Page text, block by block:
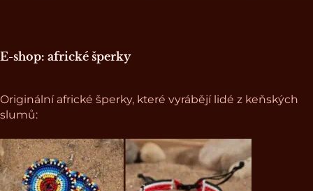
E-shop: africké šperky
Originální africké šperky, které vyrábějí lidé z keňských
slumů: